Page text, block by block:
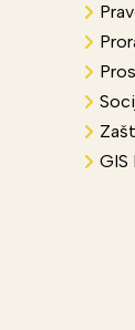
GIS